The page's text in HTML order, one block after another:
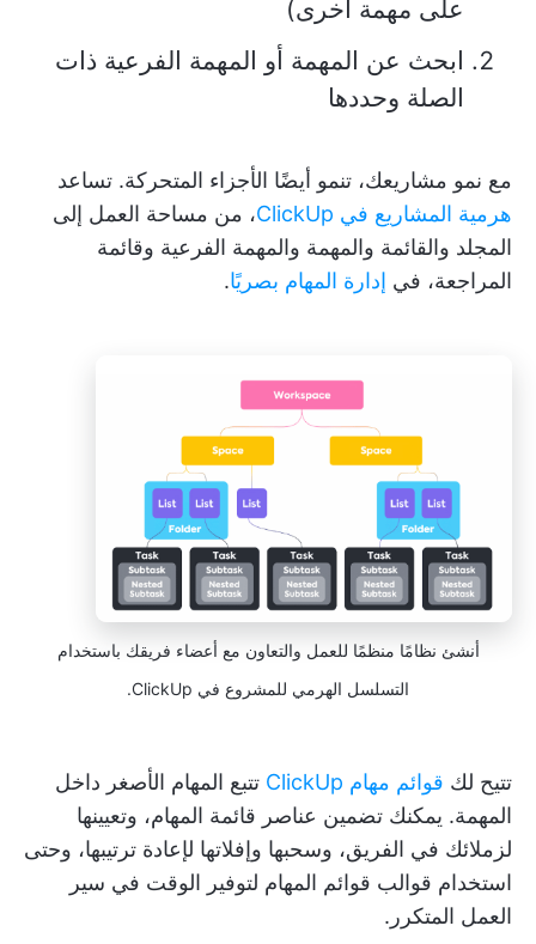
على مهمة أخرى)
ابحث عن المهمة أو المهمة الفرعية ذات
الصلة وحددها
مع نمو مشاريعك، تنمو أيضًا الأجزاء المتحركة. تساعد
هرمية المشاريع في ClickUp
، من مساحة العمل إلى
المجلد والقائمة والمهمة والمهمة الفرعية وقائمة
المراجعة، في إدارة المهام بصريًا.
أنشئ نظامًا منظمًا للعمل والتعاون مع أعضاء فريقك باستخدام
التسلسل الهرمي للمشروع في ClickUp.
تتيح لك قوائم مهام ClickUp
تتبع المهام الأصغر داخل
المهمة. يمكنك تضمين عناصر قائمة المهام، وتعيينها
لزملائك في الفريق، وسحبها وإفلاتها لإعادة ترتيبها، وحتى
استخدام قوالب قوائم المهام لتوفير الوقت في سير
العمل المتكرر.